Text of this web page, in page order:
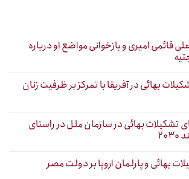
قائمی امیری و بازخوانی مواضع او درباره
بهائی در آفریقا با تمرکز بر ظرفیت زنان
تشکیلات بهائی در سازمان ملل در راستای
بهائی و پارلمان اروپا بر دولت مصر